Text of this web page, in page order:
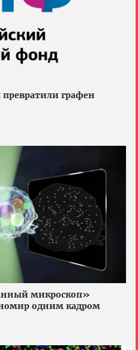
графен
микроскоп»
одним кадром